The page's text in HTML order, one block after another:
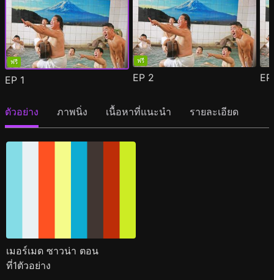
ฟรี
EP 1
ฟรี
EP 2
ตัวอย่าง ภาพนิ่ง เนื้อหาที่แนะนำ รายละเอียด
เมอร์เมด ซาวน่า ตอน
ที่1ตัวอย่าง